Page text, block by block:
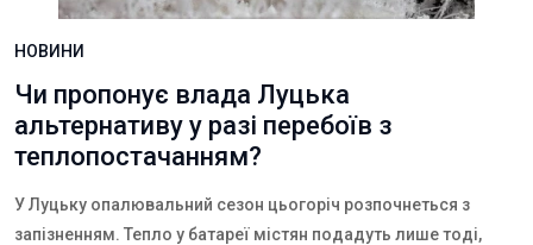
НОВИНИ
Чи пропонує влада Луцька
альтернативу у разі перебоїв з
теплопостачанням?
У Луцьку опалювальний сезон цьогоріч розпочнеться з
запізненням. Тепло у батареї містян подадуть лише тоді,